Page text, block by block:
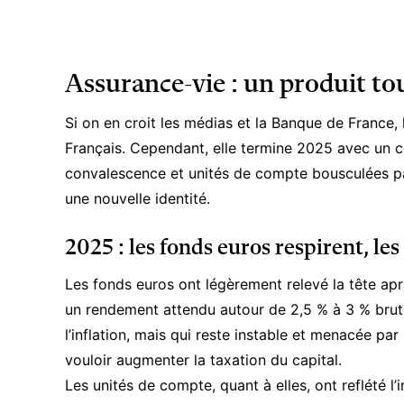
Assurance-vie : un produit
Si on en croit les médias et la Banque de
Français. Cependant, elle termine 2025 avec un
convalescence et unités de compte bousculées
une nouvelle identité.
2025 : les fonds euros respirent,
Les fonds euros ont légèrement relevé la tête
un rendement attendu autour de 2,5 % à 3 %
l’inflation, mais qui reste instable et menacée
vouloir augmenter la taxation du capital.
Les unités de compte, quant à elles, ont reflété